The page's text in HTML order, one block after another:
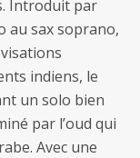
Introduit par
au sax soprano,
indiens, le
un solo bien
par l’oud qui
Avec une